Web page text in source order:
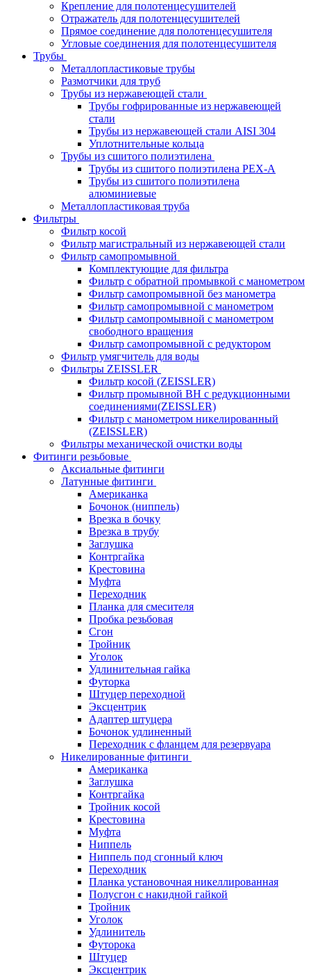
Крепление для полотенцесушителей
Отражатель для полотенцесушителей
Прямое соединение для полотенцесушителя
Угловые соединения для полотенцесушителя
Трубы
Металлопластиковые трубы
Размотчики для труб
Трубы из нержавеющей стали
Трубы гофрированные из нержавеющей
стали
Трубы из нержавеющей стали AISI 304
Уплотнительные кольца
Трубы из сшитого полиэтилена
Трубы из сшитого полиэтилена PEX-A
Трубы из сшитого полиэтилена
алюминиевые
Металлопластиковая труба
Фильтры
Фильтр косой
Фильтр магистральный из нержавеющей стали
Фильтр самопромывной
Комплектующие для фильтра
Фильтр с обратной промывкой c манометром
Фильтр самопромывной без манометра
Фильтр самопромывной с манометром
Фильтр самопромывной с манометром
свободного вращения
Фильтр самопромывной с редуктором
Фильтр умягчитель для воды
Фильтры ZEISSLER
Фильтр косой (ZEISSLER)
Фильтр промывной ВН с редукционными
соединениями(ZEISSLER)
Фильтр с манометром никелированный
(ZEISSLER)
Фильтры механической очистки воды
Фитинги резьбовые
Аксиальные фитинги
Латунные фитинги
Американка
Бочонок (ниппель)
Врезка в бочку
Врезка в трубу
Заглушка
Контргайка
Крестовина
Муфта
Переходник
Планка для смесителя
Пробка резьбовая
Сгон
Тройник
Уголок
Удлинительная гайка
Футорка
Штуцер переходной
Эксцентрик
Адаптер штуцера
Бочонок удлиненный
Переходник с фланцем для резервуара
Никелированные фитинги
Американка
Заглушка
Контргайка
Тройник косой
Крестовина
Муфта
Ниппель
Ниппель под сгонный ключ
Переходник
Планка установочная никеллированная
Полусгон с накидной гайкой
Тройник
Уголок
Удлинитель
Футорока
Штуцер
Эксцентрик